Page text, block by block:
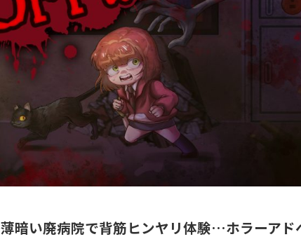
薄暗い廃病院で背筋ヒンヤリ体験…ホラーアド